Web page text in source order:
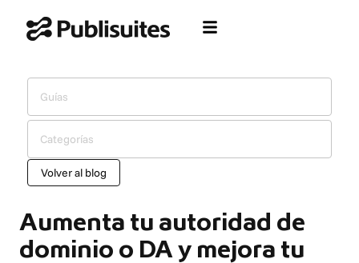
Categorías
Volver al blog
Guías
Aumenta tu autoridad de
dominio o DA y mejora tu